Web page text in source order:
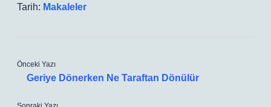
Tarih: Makaleler
Önceki Yazı
Geriye Dönerken Ne Taraftan Dönülür